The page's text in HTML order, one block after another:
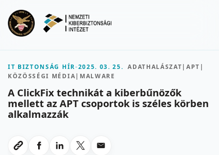
IT BIZTONSÁG HÍR-2025. 03. 25. ADATHALÁSZAT|APT |
KÖZÖSSÉGI MÉDIA| MALWARE
A ClickFix technikát a kiberbűnözők
mellett az APT csoportok is széles körben
alkalmazzák
Link masolasa
Megosztas Facebookon
Megosztas LinkedInen
Megosztas X-en
Megosztas emailben